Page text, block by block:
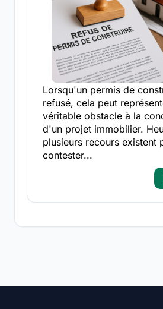
Lorsqu'un permis de
refusé, cela peut
véritable obstacle à la
d'un projet immobilier.
plusieurs recours existent
contester...